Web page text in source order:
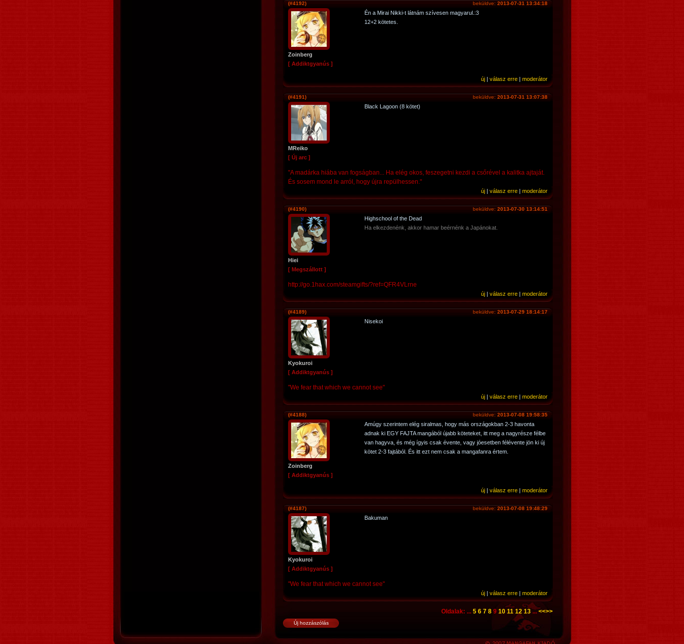
beküldve: 2013-07-31 13:34:18
(#4192)
Zoinberg
[ Addiktgyanús ]
Én a Mirai Nikki-t látnám szívesen magyarul.:3
12+2 kötetes.
új | válasz erre | moderátor
beküldve: 2013-07-31 13:07:38
(#4191)
MReiko
[ Új arc ]
Black Lagoon (8 kötet)
"A madárka hiába van fogságban... Ha elég okos, feszegetni kezdi a csőrével a kalitka ajtaját.
És sosem mond le arról, hogy újra repülhessen."
új | válasz erre | moderátor
beküldve: 2013-07-30 13:14:51
(#4190)
Hiei
[ Megszállott ]
Highschool of the Dead
Ha elkezdenénk, akkor hamar beérnénk a Japánokat.
http://go.1hax.com/steamgifts/?ref=QFR4VLrne
új | válasz erre | moderátor
beküldve: 2013-07-29 18:14:17
(#4189)
Kyokuroi
[ Addiktgyanús ]
Nisekoi
"We fear that which we cannot see"
új | válasz erre | moderátor
beküldve: 2013-07-08 19:58:35
(#4188)
Zoinberg
[ Addiktgyanús ]
Amúgy szerintem elég siralmas, hogy más országokban 2-3 havonta
adnak ki EGY FAJTA mangából újabb köteteket, itt meg a nagyrésze félbe
van hagyva, és még ígyis csak évente, vagy jóesetben félévente jön ki új
kötet 2-3 fajtából. És itt ezt nem csak a mangafanra értem.
új | válasz erre | moderátor
beküldve: 2013-07-08 19:48:29
(#4187)
Kyokuroi
[ Addiktgyanús ]
Bakuman
"We fear that which we cannot see"
új | válasz erre | moderátor
Oldalak: ... 5 6 7 8 9 10 11 12 13...<<>>